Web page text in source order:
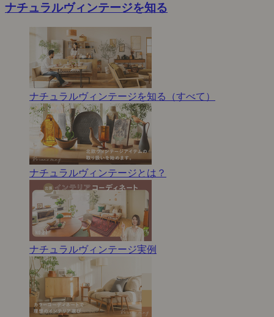
ナチュラルヴィンテージを知る
ナチュラルヴィンテージを知る（すべて）
ナチュラルヴィンテージとは？
ナチュラルヴィンテージ実例